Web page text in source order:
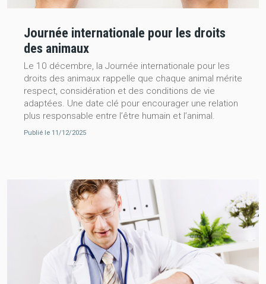
Journée internationale pour les droits
des animaux
Le 10 décembre, la Journée internationale pour les
droits des animaux rappelle que chaque animal mérite
respect, considération et des conditions de vie
adaptées. Une date clé pour encourager une relation
plus responsable entre l’être humain et l’animal.
Publié le 11/12/2025